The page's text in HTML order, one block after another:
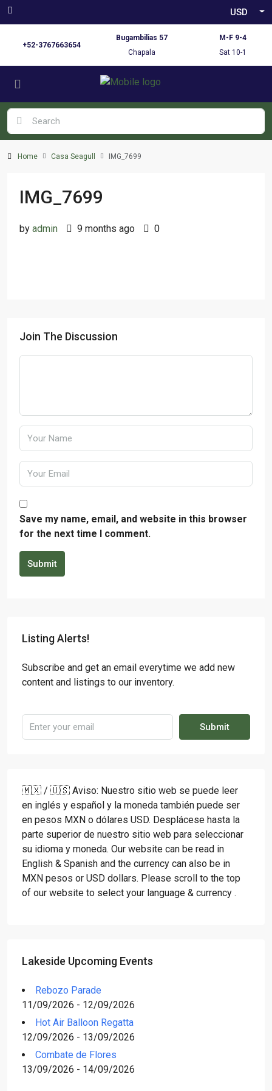
USD
+52-3767663654
Bugambilias 57
Chapala
M-F 9-4
Sat 10-1
Home Casa Seagull IMG_7699
IMG_7699
by admin 9 months ago 0
Join The Discussion
Save my name, email, and website in this browser
for the next time I comment.
Submit
Listing Alerts!
Subscribe and get an email everytime we add new
content and listings to our inventory.
Submit
🇲🇽 / 🇺🇸 Aviso: Nuestro sitio web se puede leer
en inglés y español y la moneda también puede ser
en pesos MXN o dólares USD. Desplácese hasta la
parte superior de nuestro sitio web para seleccionar
su idioma y moneda. Our website can be read in
English & Spanish and the currency can also be in
MXN pesos or USD dollars. Please scroll to the top
of our website to select your language & currency .
Lakeside Upcoming Events
Rebozo Parade
11/09/2026 - 12/09/2026
Hot Air Balloon Regatta
12/09/2026 - 13/09/2026
Combate de Flores
13/09/2026 - 14/09/2026